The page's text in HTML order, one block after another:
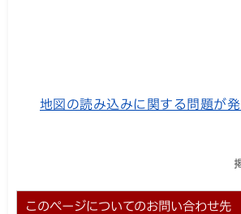
地図の読み込みに関する問題が
このページについてのお問い合わせ先